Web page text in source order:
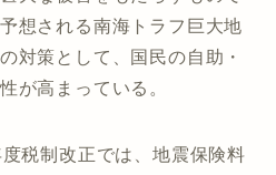
想される南海トラフ巨大地
対策として、国民の自助・
が高まっている。
税制改正では、地震保険料